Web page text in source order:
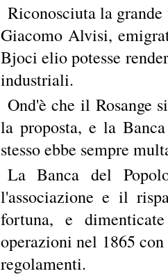
Riconosciuta la
Giacomo Alvisi,
Bjoci elio potesse
industriali.
Ond'è che il Rosange
la proposta, e la
stesso ebbe sempre
La Banca del
l'associazione e il
fortuna, e
operazioni nel 1865
regolamenti.